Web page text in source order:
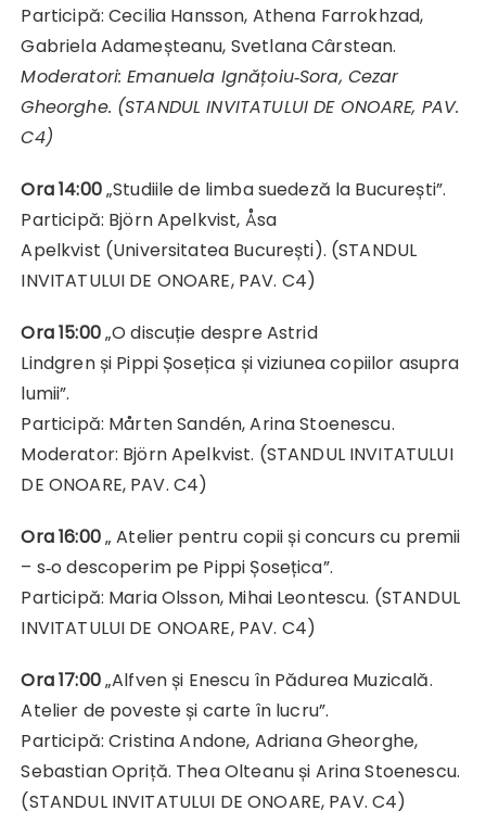
Participă: Cecilia Hansson, Athena Farrokhzad,
Gabriela Adameșteanu, Svetlana Cârstean.
Moderatori: Emanuela Ignățoiu‑Sora, Cezar
Gheorghe. (STANDUL INVITATULUI DE ONOARE, PAV.
C4)
Ora 14:00„Studiile de limba suedeză la București”.
Participă: Björn Apelkvist, Åsa
Apelkvist (Universitatea București). (STANDUL
INVITATULUI DE ONOARE, PAV. C4)
Ora 15:00„O discuție despre Astrid
Lindgren și Pippi Șosețica și viziunea copiilor asupra
lumii”.
Participă: Mårten Sandén, Arina Stoenescu.
Moderator: Björn Apelkvist. (STANDUL INVITATULUI
DE ONOARE, PAV. C4)
Ora 16:00„ Atelier pentru copii și concurs cu premii
– s‑o descoperim pe Pippi Șosețica”.
Participă: Maria Olsson, Mihai Leontescu. (STANDUL
INVITATULUI DE ONOARE, PAV. C4)
Ora 17:00„Alfven și Enescu în Pădurea Muzicală.
Atelier de poveste și carte în lucru”.
Participă: Cristina Andone, Adriana Gheorghe,
Sebastian Opriță. Thea Olteanu și Arina Stoenescu.
(STANDUL INVITATULUI DE ONOARE, PAV. C4)